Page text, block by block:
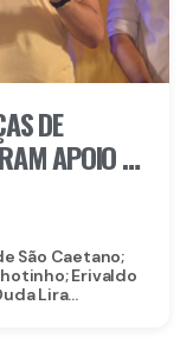
DE
APOIO À
São Caetano;
Erivaldo
Lira...